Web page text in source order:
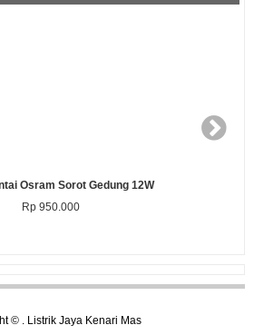
Osram Sorot Gedung 12W
Rp 950.000
© . Listrik Jaya Kenari Mas